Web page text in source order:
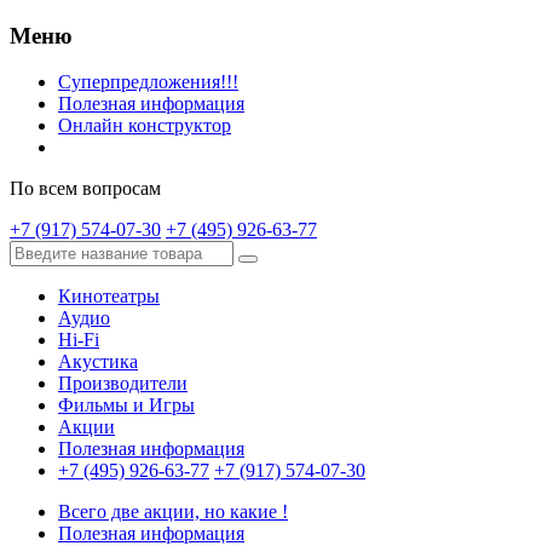
Меню
Суперпредложения!!!
Полезная информация
Онлайн конструктор
По всем вопросам
+7 (917) 574-07-30 +7 (495) 926-63-77
Кинотеатры
Аудио
Hi-Fi
Акустика
Производители
Фильмы и Игры
Акции
Полезная информация
+7 (495) 926-63-77 +7 (917) 574-07-30
Всего две акции, но какие !
Полезная информация